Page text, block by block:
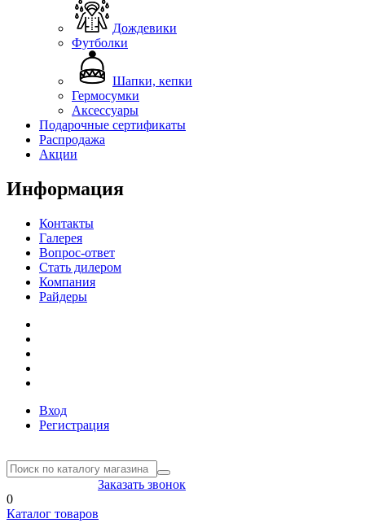
Дождевики
Футболки
Шапки, кепки
Гермосумки
Аксессуары
Подарочные сертификаты
Распродажа
Акции
Информация
Контакты
Галерея
Вопрос-ответ
Стать дилером
Компания
Райдеры
Вход
Регистрация
Заказать звонок
0
Каталог товаров